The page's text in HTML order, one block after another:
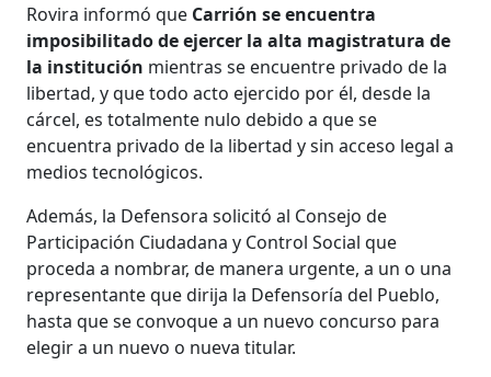
Rovira informó que Carrión se encuentra
imposibilitado de ejercer la alta magistratura de
la institución mientras se encuentre privado de la
libertad, y que todo acto ejercido por él, desde la
cárcel, es totalmente nulo debido a que se
encuentra privado de la libertad y sin acceso legal a
medios tecnológicos.
Además, la Defensora solicitó al Consejo de
Participación Ciudadana y Control Social que
proceda a nombrar, de manera urgente, a un o una
representante que dirija la Defensoría del Pueblo,
hasta que se convoque a un nuevo concurso para
elegir a un nuevo o nueva titular.